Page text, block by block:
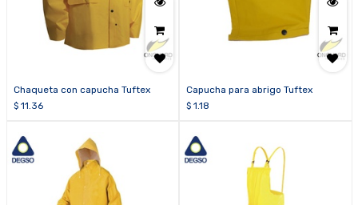
Chaqueta con capucha Tuftex
$ 11.36
Capucha para abrigo Tuftex
$ 1.18